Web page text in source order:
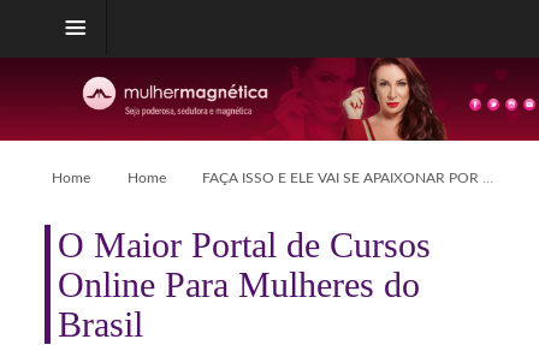
Home Home FAÇA ISSO E ELE VAI SE APAIXONAR POR VOCÊ
O Maior Portal de Cursos
Online Para Mulheres do
Brasil